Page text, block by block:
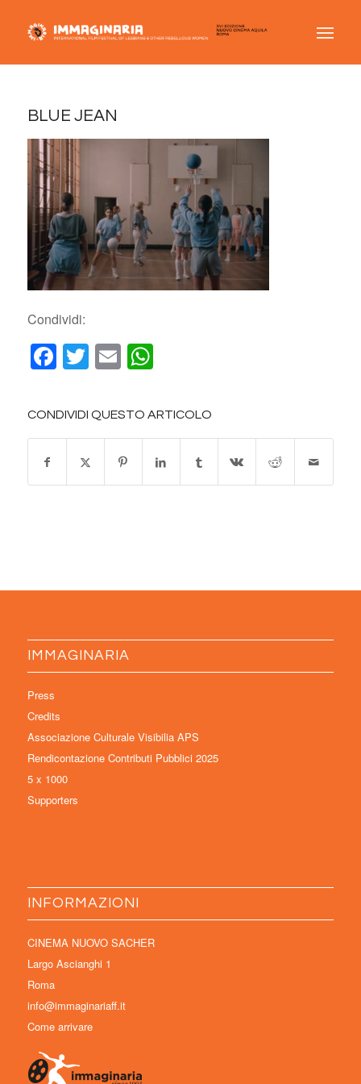
BLUE JEAN
Condividi:
Facebook
Twitter
EmailWhatsApp
CONDIVIDI QUESTO ARTICOLO
IMMAGINARIA
Press
Credits
Associazione Culturale Visibilia APS
Rendicontazione Contributi Pubblici 2025
5 x 1000
Supporters
INFORMAZIONI
CINEMA NUOVO SACHER
Largo Ascianghi 1
Roma
info@immaginariaff.it
Come arrivare